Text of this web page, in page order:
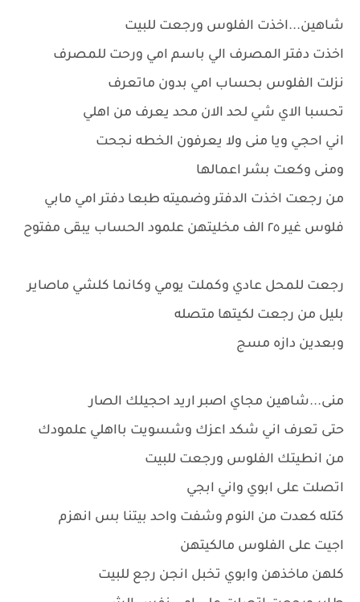
شاهين...اخذت الفلوس ورجعت للبيت
اخذت دفتر المصرف الي باسم امي ورحت للمصرف
نزلت الفلوس بحساب امي بدون ماتعرف
تحسبا الاي شي لحد الان محد يعرف من اهلي
اني احجي ويا منى ولا يعرفون الخطه نجحت
ومنى وكعت بشر اعمالها
من رجعت اخذت الدفتر وضميته طبعا دفتر امي مابي
فلوس غير ٢٥ الف مخليتهن علمود الحساب يبقى مفتوح
رجعت للمحل عادي وكملت يومي وكانما كلشي ماصاير
بليل من رجعت لكيتها متصله
وبعدين دازه مسج
منى...شاهين مجاي اصبر اريد احجيلك الصار
حتى تعرف اني شكد اعزك وشسويت بااهلي علمودك
من انطيتك الفلوس ورجعت للبيت
اتصلت على ابوي واني ابجي
كتله كعدت من النوم وشفت واحد بيتنا بس انهزم
اجيت على الفلوس مالكيتهن
كلهن ماخذهن وابوي تخبل انجن رجع للبيت